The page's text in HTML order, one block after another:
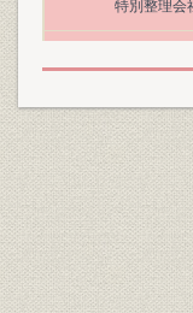
特別整理会
第四節 藤田
再建整備計
本社の移転
藤田勉二社
新鋭安城工